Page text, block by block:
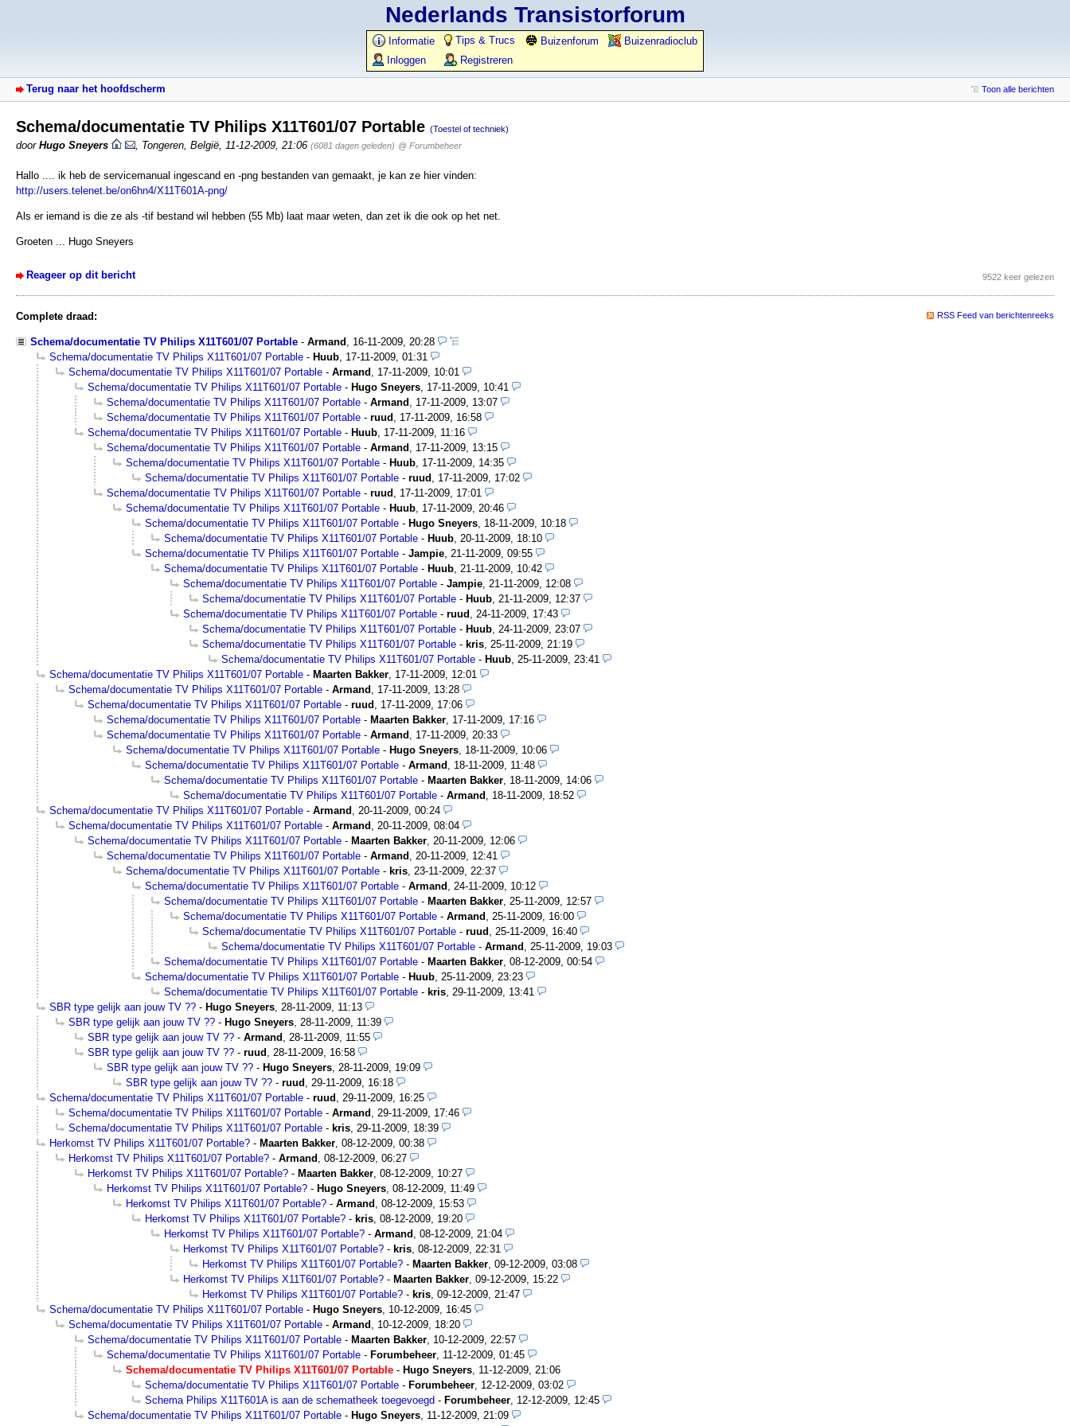
Nederlands Transistorforum
Informatie Tips & Trucs Buizenforum
Buizenradioclub
Inloggen
Registreren
Terug naar het hoofdscherm Toon alle berichten
Schema/documentatie TV Philips X11T601/07 Portable (Toestel of techniek)
door Hugo Sneyers Tongeren, België 11-12-2009, 21:06 (6081 dagen geleden) @ Forumbeheer
Hallo .... ik heb de servicemanual ingescand en -png bestanden van gemaakt, je kan ze hier vinden:
http://users.telenet.be/on6hn4/X11T601A-png/
Als er iemand is die ze als -tif bestand wil hebben (55 Mb) laat maar weten, dan zet ik die ook op het net.
Groeten ... Hugo Sneyers
Reageer op dit bericht 9522 keer gelezen
Complete draad: RSS Feed van berichtenreeks
Schema/documentatie TV Philips X11T601/07 Portable - Armand , 16-11-2009, 20:28
Schema/documentatie TV Philips X11T601/07 Portable - Huub, 17-11-2009, 01:31
Schema/documentatie TV Philips X11T601/07 Portable - Armand , 17-11-2009, 10:01
Schema/documentatie TV Philips X11T601/07 Portable - Hugo Sneyers, 17-11-2009, 10:41
Schema/documentatie TV Philips X11T601/07 Portable - Armand , 17-11-2009, 13:07
Schema/documentatie TV Philips X11T601/07 Portable - ruud , 17-11-2009, 16:58
Schema/documentatie TV Philips X11T601/07 Portable - Huub, 17-11-2009, 11:16
Schema/documentatie TV Philips X11T601/07 Portable - Armand , 17-11-2009, 13:15
Schema/documentatie TV Philips X11T601/07 Portable - Huub, 17-11-2009, 14:35
Schema/documentatie TV Philips X11T601/07 Portable - ruud , 17-11-2009, 17:02
Schema/documentatie TV Philips X11T601/07 Portable - ruud , 17-11-2009, 17:01
Schema/documentatie TV Philips X11T601/07 Portable - Huub, 17-11-2009, 20:46
Schema/documentatie TV Philips X11T601/07 Portable - Hugo Sneyers, 18-11-2009, 10:18
Schema/documentatie TV Philips X11T601/07 Portable - Huub, 20-11-2009, 18:10
Schema/documentatie TV Philips X11T601/07 Portable - Jampie, 21-11-2009, 09:55
Schema/documentatie TV Philips X11T601/07 Portable - Huub, 21-11-2009, 10:42
Schema/documentatie TV Philips X11T601/07 Portable - Jampie, 21-11-2009, 12:08
Schema/documentatie TV Philips X11T601/07 Portable - Huub, 21-11-2009, 12:37
Schema/documentatie TV Philips X11T601/07 Portable - ruud , 24-11-2009, 17:43
Schema/documentatie TV Philips X11T601/07 Portable - Huub, 24-11-2009, 23:07
Schema/documentatie TV Philips X11T601/07 Portable - kris, 25-11-2009, 21:19
Schema/documentatie TV Philips X11T601/07 Portable - Huub, 25-11-2009, 23:41
Schema/documentatie TV Philips X11T601/07 Portable - Maarten Bakker, 17-11-2009, 12:01
Schema/documentatie TV Philips X11T601/07 Portable - Armand , 17-11-2009, 13:28
Schema/documentatie TV Philips X11T601/07 Portable - ruud , 17-11-2009, 17:06
Schema/documentatie TV Philips X11T601/07 Portable - Maarten Bakker, 17-11-2009, 17:16
Schema/documentatie TV Philips X11T601/07 Portable - Armand , 17-11-2009, 20:33
Schema/documentatie TV Philips X11T601/07 Portable - Hugo Sneyers, 18-11-2009, 10:06
Schema/documentatie TV Philips X11T601/07 Portable - Armand , 18-11-2009, 11:48
Schema/documentatie TV Philips X11T601/07 Portable - Maarten Bakker, 18-11-2009, 14:06
Schema/documentatie TV Philips X11T601/07 Portable - Armand , 18-11-2009, 18:52
Schema/documentatie TV Philips X11T601/07 Portable - Armand , 20-11-2009, 00:24
Schema/documentatie TV Philips X11T601/07 Portable - Armand , 20-11-2009, 08:04
Schema/documentatie TV Philips X11T601/07 Portable - Maarten Bakker, 20-11-2009, 12:06
Schema/documentatie TV Philips X11T601/07 Portable - Armand , 20-11-2009, 12:41
Schema/documentatie TV Philips X11T601/07 Portable - kris, 23-11-2009, 22:37
Schema/documentatie TV Philips X11T601/07 Portable - Armand , 24-11-2009, 10:12
Schema/documentatie TV Philips X11T601/07 Portable - Maarten Bakker, 25-11-2009, 12:57
Schema/documentatie TV Philips X11T601/07 Portable - Armand , 25-11-2009, 16:00
Schema/documentatie TV Philips X11T601/07 Portable - ruud , 25-11-2009, 16:40
Schema/documentatie TV Philips X11T601/07 Portable - Armand , 25-11-2009, 19:03
Schema/documentatie TV Philips X11T601/07 Portable - Maarten Bakker, 08-12-2009, 00:54
Schema/documentatie TV Philips X11T601/07 Portable - Huub, 25-11-2009, 23:23
Schema/documentatie TV Philips X11T601/07 Portable - kris, 29-11-2009, 13:41
SBR type gelijk aan jouw TV ?? - Hugo Sneyers, 28-11-2009, 11:13
SBR type gelijk aan jouw TV ?? - Hugo Sneyers, 28-11-2009, 11:39
SBR type gelijk aan jouw TV ?? - Armand , 28-11-2009, 11:55
SBR type gelijk aan jouw TV ?? - ruud , 28-11-2009, 16:58
SBR type gelijk aan jouw TV ?? - Hugo Sneyers, 28-11-2009, 19:09
SBR type gelijk aan jouw TV ?? - ruud , 29-11-2009, 16:18
Schema/documentatie TV Philips X11T601/07 Portable - ruud , 29-11-2009, 16:25
Schema/documentatie TV Philips X11T601/07 Portable - Armand , 29-11-2009, 17:46
Schema/documentatie TV Philips X11T601/07 Portable - kris, 29-11-2009, 18:39
Herkomst TV Philips X11T601/07 Portable? - Maarten Bakker, 08-12-2009, 00:38
Herkomst TV Philips X11T601/07 Portable? - Armand , 08-12-2009, 06:27
Herkomst TV Philips X11T601/07 Portable? - Maarten Bakker, 08-12-2009, 10:27
Herkomst TV Philips X11T601/07 Portable? - Hugo Sneyers, 08-12-2009, 11:49
Herkomst TV Philips X11T601/07 Portable? - Armand , 08-12-2009, 15:53
Herkomst TV Philips X11T601/07 Portable? - kris, 08-12-2009, 19:20
Herkomst TV Philips X11T601/07 Portable? - Armand , 08-12-2009, 21:04
Herkomst TV Philips X11T601/07 Portable? - kris, 08-12-2009, 22:31
Herkomst TV Philips X11T601/07 Portable? - Maarten Bakker, 09-12-2009, 03:08
Herkomst TV Philips X11T601/07 Portable? - Maarten Bakker, 09-12-2009, 15:22
Herkomst TV Philips X11T601/07 Portable? - kris, 09-12-2009, 21:47
Schema/documentatie TV Philips X11T601/07 Portable - Hugo Sneyers, 10-12-2009, 16:45
Schema/documentatie TV Philips X11T601/07 Portable - Armand , 10-12-2009, 18:20
Schema/documentatie TV Philips X11T601/07 Portable - Maarten Bakker, 10-12-2009, 22:57
Schema/documentatie TV Philips X11T601/07 Portable - Forumbeheer, 11-12-2009, 01:45
Schema/documentatie TV Philips X11T601/07 Portable - Hugo Sneyers, 11-12-2009, 21:06
Schema/documentatie TV Philips X11T601/07 Portable - Forumbeheer, 12-12-2009, 03:02
Schema Philips X11T601A is aan de schematheek toegevoegd - Forumbeheer, 12-12-2009, 12:45
Schema/documentatie TV Philips X11T601/07 Portable - Hugo Sneyers, 11-12-2009, 21:09